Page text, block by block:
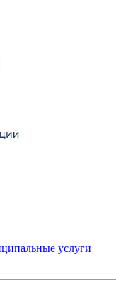
услуги